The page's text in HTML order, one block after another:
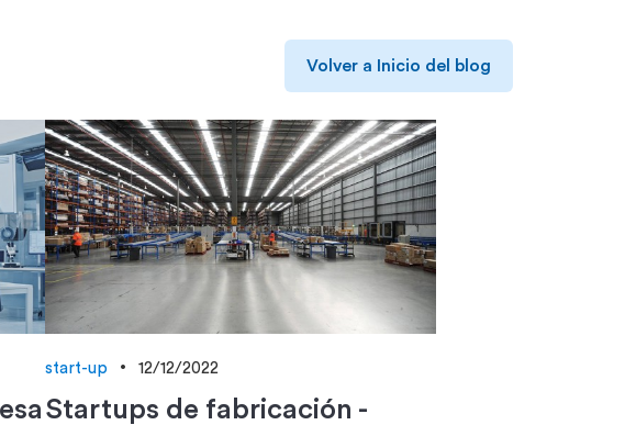
Volver a Inicio del blog
start-up 12/12/2022
Startups de fabricación -